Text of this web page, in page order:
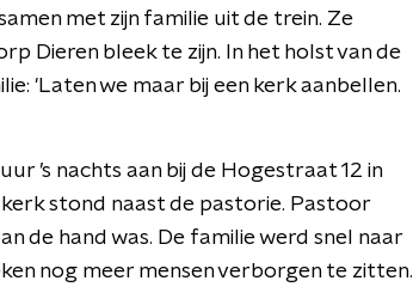
met zijn familie uit de trein. Ze
Dieren bleek te zijn. In het holst van de
'Laten we maar bij een kerk aanbellen.
’s nachts aan bij de Hogestraat 12 in
stond naast de pastorie. Pastoor
de hand was. De familie werd snel naar
nog meer mensen verborgen te zitten.